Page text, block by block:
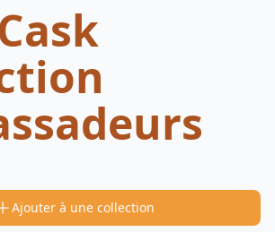
Ajouter à une collection